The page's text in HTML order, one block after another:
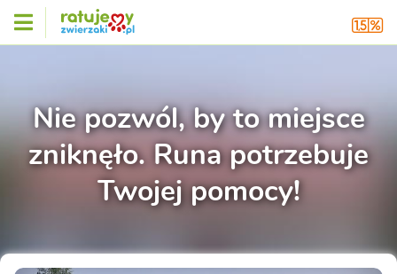
Nie pozwól, by to miejsce
zniknęło. Runa potrzebuje
Twojej pomocy!